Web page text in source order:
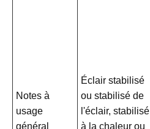
Notes à
usage
général
Éclair stabilisé
ou stabilisé de
l'éclair, stabilisé
à la chaleur ou